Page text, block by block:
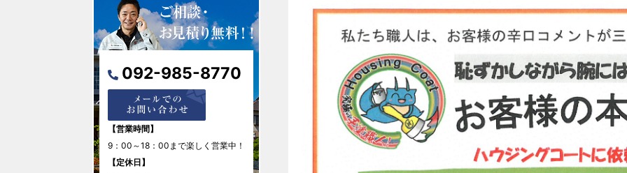
092-985-8770
【営業時間】
9：00～18：00まで楽しく営業中！
【定休日】